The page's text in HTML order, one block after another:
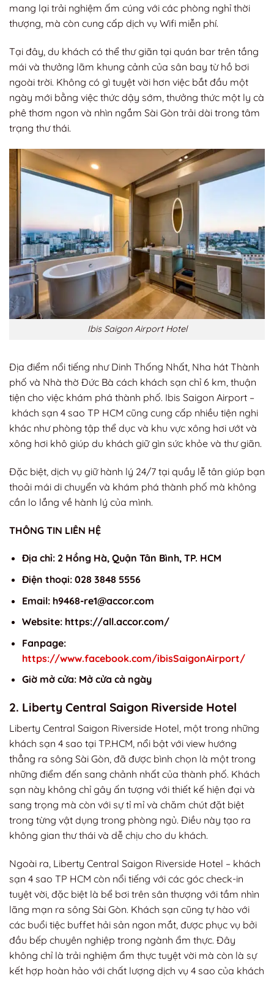
mang lại trải nghiệm ấm cúng với các phòng nghỉ thời
thượng, mà còn cung cấp dịch vụ Wifi miễn phí.
Tại đây, du khách có thể thư giãn tại quán bar trên tầng
mái và thưởng lãm khung cảnh của sân bay từ hồ bơi
ngoài trời. Không có gì tuyệt vời hơn việc bắt đầu một
ngày mới bằng việc thức dậy sớm, thưởng thức một ly cà
phê thơm ngon và nhìn ngắm Sài Gòn trải dài trong tâm
trạng thư thái.
Ibis Saigon Airport Hotel
Địa điểm nổi tiếng như Dinh Thống Nhất, Nha hát Thành
phố và Nhà thờ Đức Bà cách khách sạn chỉ 6 km, thuận
tiện cho việc khám phá thành phố. Ibis Saigon Airport –
khách sạn 4 sao TP HCM cũng cung cấp nhiều tiện nghi
khác như phòng tập thể dục và khu vực xông hơi ướt và
xông hơi khô giúp du khách giữ gìn sức khỏe và thư giãn.
Đặc biệt, dịch vụ giữ hành lý 24/7 tại quầy lễ tân giúp bạn
thoải mái di chuyển và khám phá thành phố mà không
cần lo lắng về hành lý của mình.
THÔNG TIN LIÊN HỆ
Địa chỉ: 2 Hồng Hà, Quận Tân Bình, TP. HCM
Điện thoại: 028 3848 5556
Email: h9468-re1@accor.com
Website: https://all.accor.com/
Fanpage:
https://www.facebook.com/ibisSaigonAirport/
Giờ mở cửa: Mở cửa cả ngày
2. Liberty Central Saigon Riverside Hotel
Liberty Central Saigon Riverside Hotel, một trong những
khách sạn 4 sao tại TP.HCM, nổi bật với view hướng
thẳng ra sông Sài Gòn, đã được bình chọn là một trong
những điểm đến sang chảnh nhất của thành phố. Khách
sạn này không chỉ gây ấn tượng với thiết kế hiện đại và
sang trọng mà còn với sự tỉ mỉ và chăm chút đặt biệt
trong từng vật dụng trong phòng ngủ. Điều này tạo ra
không gian thư thái và dễ chịu cho du khách.
Ngoài ra, Liberty Central Saigon Riverside Hotel – khách
sạn 4 sao TP HCM còn nổi tiếng với các góc check-in
tuyệt vời, đặc biệt là bể bơi trên sân thượng với tầm nhìn
lãng mạn ra sông Sài Gòn. Khách sạn cũng tự hào với
các buổi tiệc buffet hải sản ngon mắt, được phục vụ bởi
đầu bếp chuyên nghiệp trong ngành ẩm thực. Đây
không chỉ là trải nghiệm ẩm thực tuyệt vời mà còn là sự
kết hợp hoàn hảo với chất lượng dịch vụ 4 sao của khách